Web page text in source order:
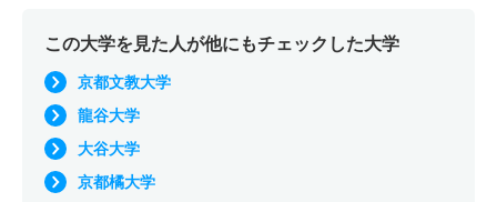
この大学を見た人が他にもチェックした大学
京都文教大学
龍谷大学
大谷大学
京都橘大学